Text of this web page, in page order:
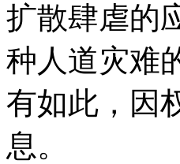
扩散肆虐的
种人道灾难
有如此，因
息。